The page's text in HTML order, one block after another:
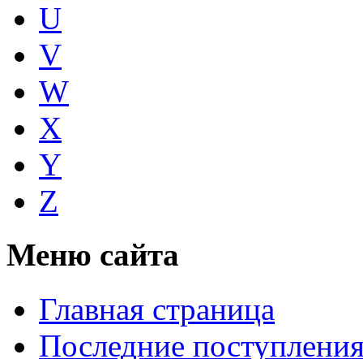
U
V
W
X
Y
Z
Меню сайта
Главная страница
Последние